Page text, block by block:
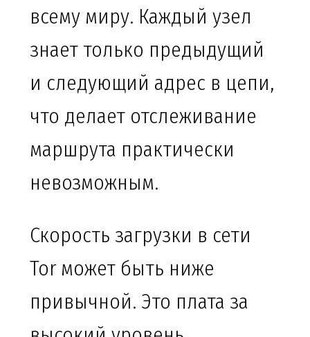
всему миру. Каждый узел
знает только предыдущий
и следующий адрес в цепи,
что делает отслеживание
маршрута практически
невозможным.
Скорость загрузки в сети
Tor может быть ниже
привычной. Это плата за